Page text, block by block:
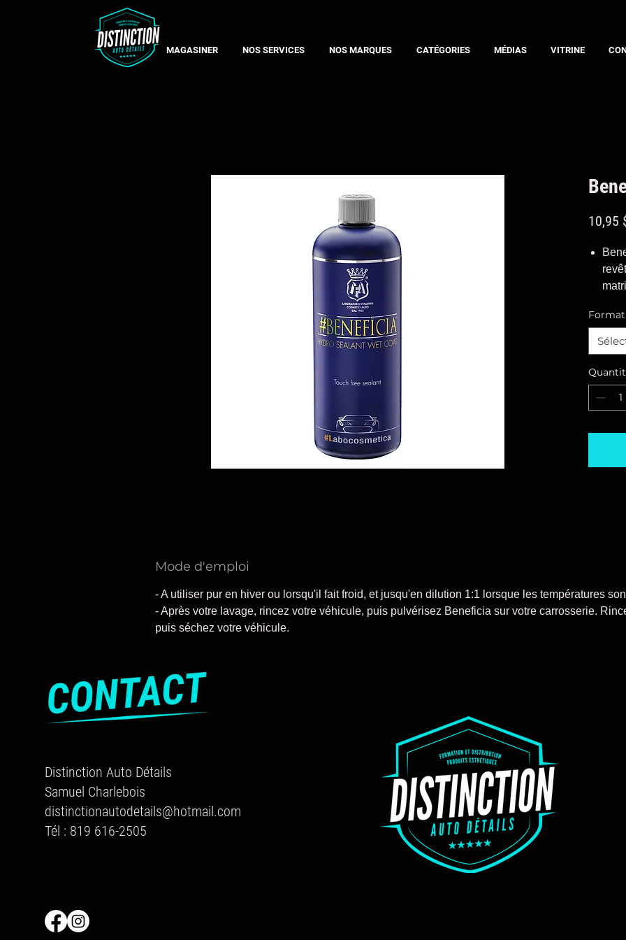
MAGASINER NOS SERVICES NOS MARQUES CATÉGORIES MÉDIAS VITRINE
10,95
de
Si
Format
Mode d'emploi
- A utiliser pur en hiver ou lorsqu'il fait froid, et jusqu'en dilution 1:1 lorsque les températures
- Après votre lavage, rincez votre véhicule, puis pulvérisez Beneficia sur votre carrosserie.
puis séchez votre véhicule.
Distinction Auto Détails
Samuel Charlebois
distinctionautodetails@hotmail.com
Tél : 819 616-2505